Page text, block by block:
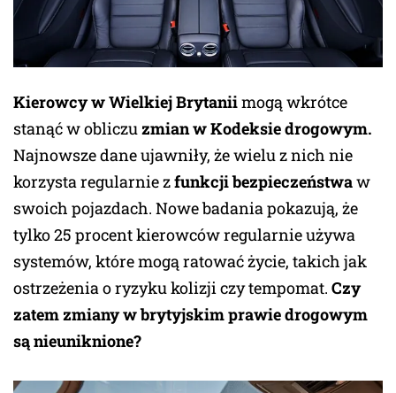
Kierowcy w Wielkiej Brytaniimogą wkrótce
stanąć w obliczuzmian w Kodeksie drogowym.
Najnowsze dane ujawniły, że wielu z nich nie
korzysta regularnie zfunkcji bezpieczeństwaw
swoich pojazdach. Nowe badania pokazują, że
tylko 25 procent kierowców regularnie używa
systemów, które mogą ratować życie, takich jak
ostrzeżenia o ryzyku kolizji czy tempomat. Czy
zatem zmiany w brytyjskim prawie drogowym
są nieuniknione?